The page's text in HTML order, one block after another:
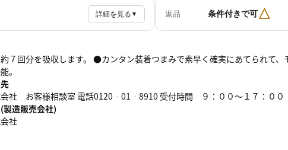
詳細を見る ▼ 返品 条件付きで可△
７回分を吸収します。 ●カンタン装着つまみで素早く確実にあてられて
。
会社 お客様相談室 電話0120‐01‐8910 受付時間 ９：００～１７：００
製造販売会社)
社